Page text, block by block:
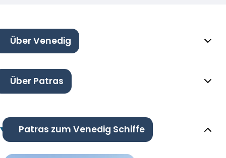
Über Venedig
Über Patras
Patras zum Venedig Schiffe